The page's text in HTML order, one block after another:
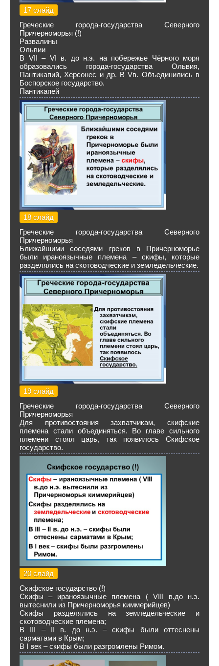
17 слайд
Греческие города-государства Северного
Причерноморья (!)
Развалины
Ольвии
В VII – VI в. до н.э. на побережье Чёрного моря
образовались города-государства Ольвия,
Пантикапий, Херсонес и др. В Vв. Объединились в
Боспорское государство.
Пантикапей
18 слайд
Греческие города-государства Северного
Причерноморья
Ближайшими соседями греков в Причерноморье
были ираноязычные племена – скифы, которые
разделялись на скотоводческие и земледельческие.
19 слайд
Греческие города-государства Северного
Причерноморья
Для противостояния захватчикам, скифские
племена стали объединяться. Во главе сильного
племени стоял царь, так появилось Скифское
государство.
20 слайд
Скифское государство (!)
Скифы – ираноязычные племена ( VIII в.до н.э.
вытеснили из Причерноморья киммерийцев)
Скифы разделялись на земледельческие и
скотоводческие племена;
В III – II в. до н.э. – скифы были оттеснены
сарматами в Крым;
В I век – скифы были разгромлены Римом.